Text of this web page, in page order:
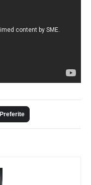
Preferite